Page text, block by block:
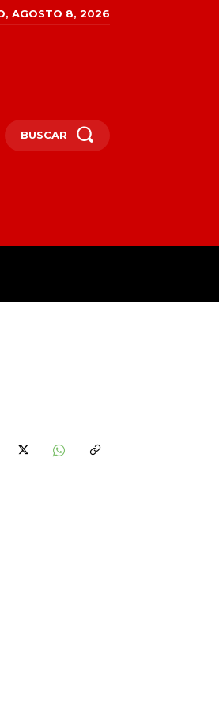
AGOSTO 8, 2026
BUSCAR